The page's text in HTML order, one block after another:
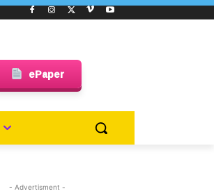
ePaper
- Advertisment -